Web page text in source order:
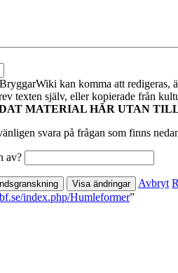
kan komma att redigeras,
texten själv, eller kopierade från
MATERIAL HÄR UTAN
svara på frågan som finns
av?
Avbryt
index.php/Humleformer”